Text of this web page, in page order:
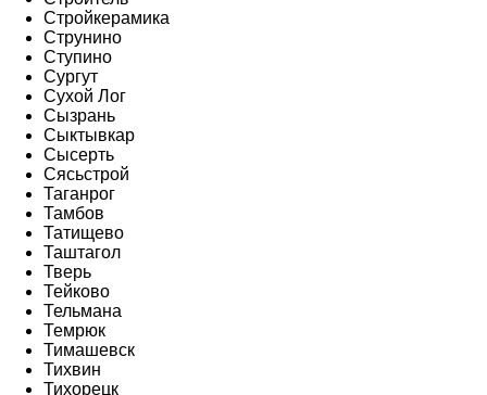
Стройкерамика
Струнино
Ступино
Сургут
Сухой Лог
Сызрань
Сыктывкар
Сысерть
Сясьстрой
Таганрог
Тамбов
Татищево
Таштагол
Тверь
Тейково
Тельмана
Темрюк
Тимашевск
Тихвин
Тихорецк